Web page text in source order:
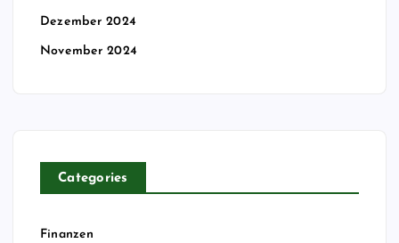
Dezember 2024
November 2024
Categories
Finanzen